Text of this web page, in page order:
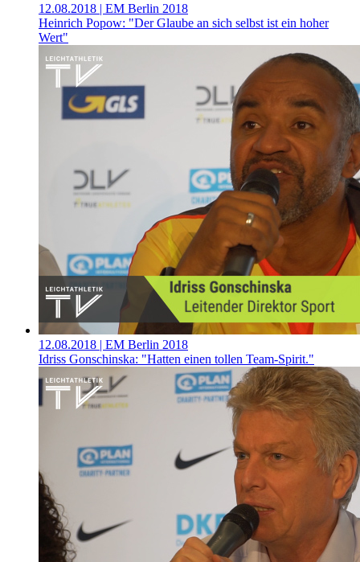
12.08.2018 | EM Berlin 2018
Heinrich Popow: "Der Glaube an sich selbst ist ein hoher
Wert"
12.08.2018 | EM Berlin 2018
Idriss Gonschinska: "Hatten einen tollen Team-Spirit."